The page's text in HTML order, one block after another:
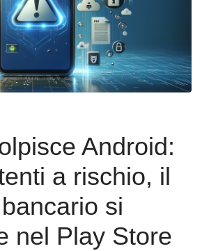
Android:
a rischio, il
si
nel Play Store